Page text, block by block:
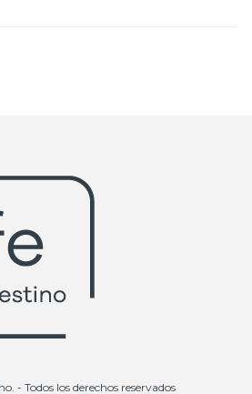
. - Todos los derechos reservados